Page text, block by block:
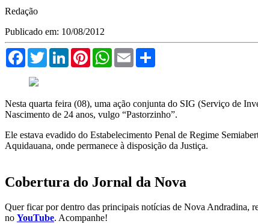
Redação
Publicado em: 10/08/2012
FacebookTwitterLinkedInPinterestWhatsApp
Email
Nesta quarta feira (08), uma ação conjunta do SIG (Serviço de
Nascimento de 24 anos, vulgo “Pastorzinho”.
Ele estava evadido do Estabelecimento Penal de Regime
Aquidauana, onde permanece à disposição da Justiça.
Cobertura do Jornal da Nova
Quer ficar por dentro das principais notícias de Nova Andradina,
no YouTube. Acompanhe!